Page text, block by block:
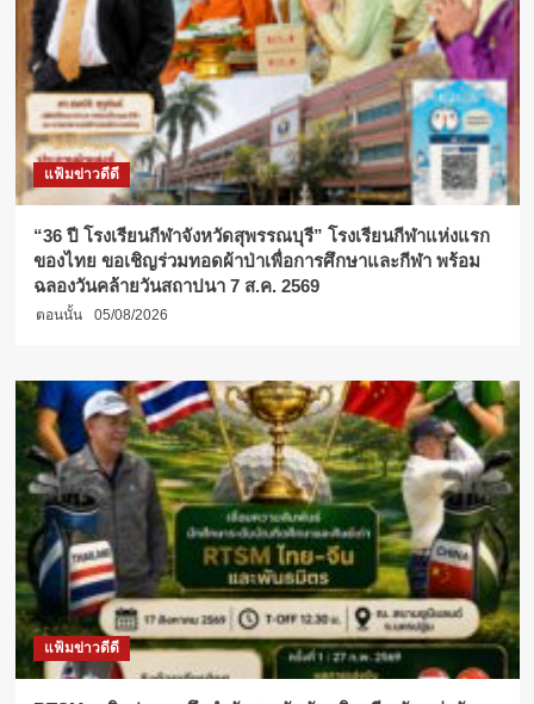
แฟ้มข่าวดีดี
“36 ปี โรงเรียนกีฬาจังหวัดสุพรรณบุรี” โรงเรียนกีฬาแห่งแรก
ของไทย ขอเชิญร่วมทอดผ้าป่าเพื่อการศึกษาและกีฬา พร้อม
ฉลองวันคล้ายวันสถาปนา 7 ส.ค. 2569
ตอนนั้น 05/08/2026
แฟ้มข่าวดีดี